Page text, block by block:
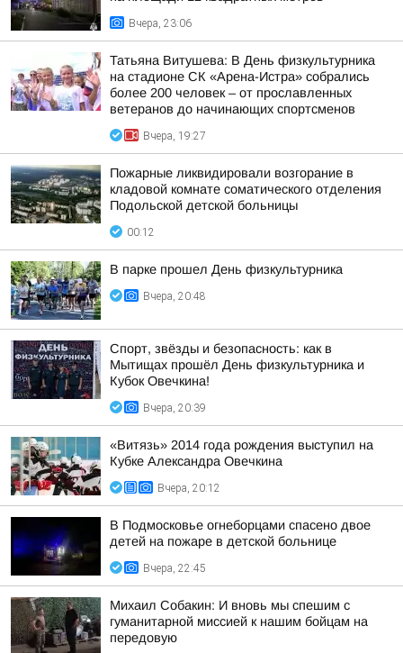
Вчера, 23:06
Татьяна Витушева: В День физкультурника
на стадионе СК «Арена-Истра» собрались
более 200 человек – от прославленных
ветеранов до начинающих спортсменов
Вчера, 19:27
Пожарные ликвидировали возгорание в
кладовой комнате соматического отделения
Подольской детской больницы
00:12
В парке прошел День физкультурника
Вчера, 20:48
Спорт, звёзды и безопасность: как в
Мытищах прошёл День физкультурника и
Кубок Овечкина!
Вчера, 20:39
«Витязь» 2014 года рождения выступил на
Кубке Александра Овечкина
Вчера, 20:12
В Подмосковье огнеборцами спасено двое
детей на пожаре в детской больнице
Вчера, 22:45
Михаил Собакин: И вновь мы спешим с
гуманитарной миссией к нашим бойцам на
передовую